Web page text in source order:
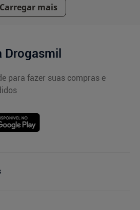
Drogasmil
para fazer suas compras e